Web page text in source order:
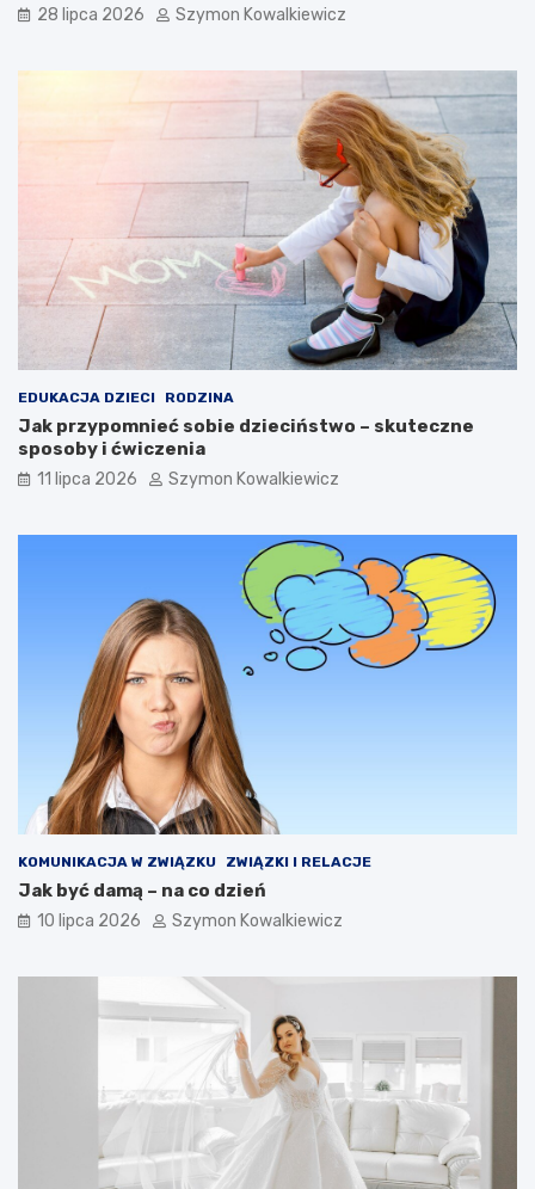
proktologii?
28 lipca 2026 Szymon Kowalkiewicz
EDUKACJA DZIECI RODZINA
Jak przypomnieć sobie dzieciństwo – skuteczne
sposoby i ćwiczenia
11 lipca 2026 Szymon Kowalkiewicz
KOMUNIKACJA W ZWIĄZKU ZWIĄZKI I RELACJE
Jak być damą – na co dzień
10 lipca 2026 Szymon Kowalkiewicz